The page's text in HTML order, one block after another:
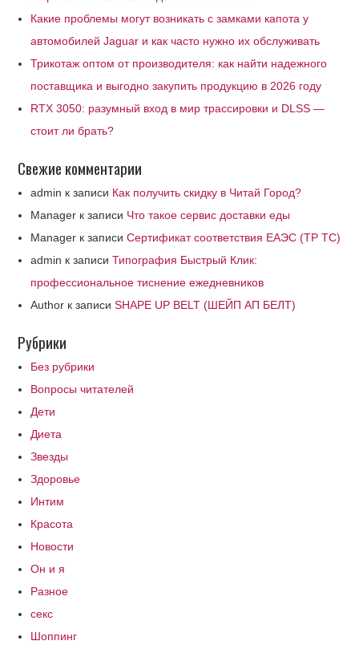
Какие проблемы могут возникать с замками капота у
автомобилей Jaguar и как часто нужно их обслуживать
Трикотаж оптом от производителя: как найти надежного
поставщика и выгодно закупить продукцию в 2026 году
RTX 3050: разумный вход в мир трассировки и DLSS —
стоит ли брать?
Свежие комментарии
admin к записи Как получить скидку в Читай Город?
Manager к записи Что такое сервис доставки еды
Manager к записиСертификат соответствия ЕАЭС (ТР ТС)
admin к записиТипография Быстрый Клик:
профессиональное тиснение ежедневников
Author к записиSHAPE UP BELT (ШЕЙП АП БЕЛТ)
Рубрики
Без рубрики
Вопросы читателей
Дети
Диета
Звезды
Здоровье
Интим
Красота
Новости
Он и я
Разное
секс
Шоппинг